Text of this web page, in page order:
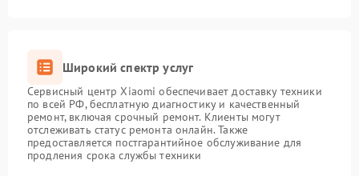
Широкий спектр услуг
Сервисный центр Xiaomi обеспечивает доставку техники
по всей РФ, бесплатную диагностику и качественный
ремонт, включая срочный ремонт. Клиенты могут
отслеживать статус ремонта онлайн. Также
предоставляется постгарантийное обслуживание для
продления срока службы техники